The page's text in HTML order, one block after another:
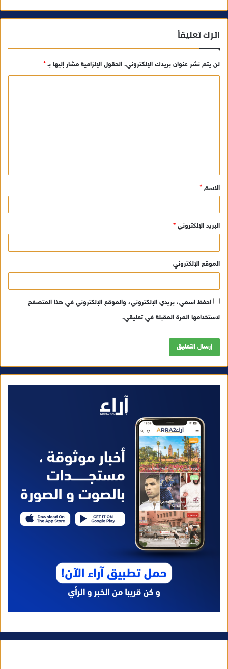
اترك تعليقاً
لن يتم نشر عنوان بريدك الإلكتروني. الحقول الإلزامية مشار إليها بـ*
ق
*
الاسم *
البريد الإلكتروني *
الموقع الإلكتروني
احفظ اسمي، بريدي الإلكتروني، والموقع الإلكتروني في هذا المتصفح
لاستخدامها المرة المقبلة في تعليقي.